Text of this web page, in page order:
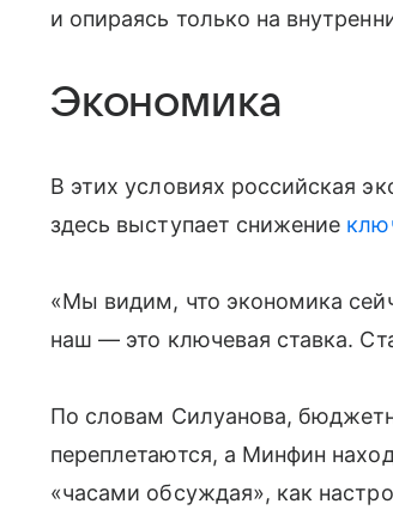
и опираясь только на
Экономика
В этих условиях российская
здесь выступает снижение
«Мы видим, что экономика
наш — это ключевая ставка.
По словам Силуанова,
переплетаются, а Минфин
«часами обсуждая», как